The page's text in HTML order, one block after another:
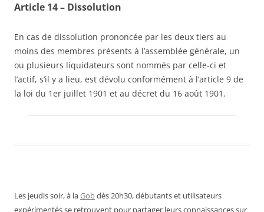
Article 14 – Dissolution
En cas de dissolution prononcée par les deux tiers au
moins des membres présents à l’assemblée générale, un
ou plusieurs liquidateurs sont nommés par celle-ci et
l’actif, s’il y a lieu, est dévolu conformément à l’article 9 de
la loi du 1er juillet 1901 et au décret du 16 août 1901.
Les jeudis soir, à laGobdès 20h30, débutants et utilisateurs
expérimentés se retrouvent pour partager leurs connaissances sur